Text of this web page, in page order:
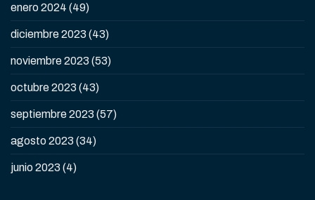
enero 2024 (49)
diciembre 2023 (43)
noviembre 2023 (53)
octubre 2023 (43)
septiembre 2023 (57)
agosto 2023 (34)
junio 2023 (4)